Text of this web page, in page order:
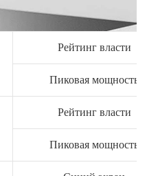
Рейтинг власти
Пиковая мощность
Рейтинг власти
Пиковая мощность